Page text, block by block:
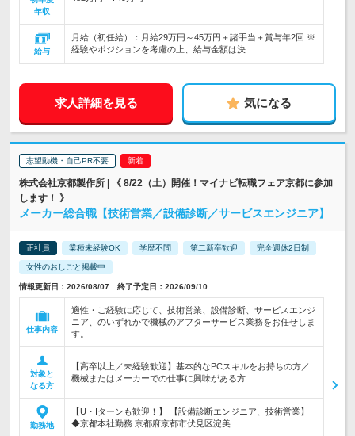
年収
給与
月給（初任給）：月給29万円～45万円＋諸手当＋賞与年2回 ※
経験やポジションを考慮の上、給与金額は決…
求人詳細を見る 気になる
志望動機・自己PR不要
株式会社京都製作所 | 《 8/22（土）開催！マイナビ転職フェア京都に参加
します！ 》
メーカー総合職【技術営業／設備診断／サービスエンジニア】
正社員 業種未経験OK 学歴不問 第二新卒歓迎 完全週休2日制
女性のおしごと掲載中
情報更新日：2026/08/07 終了予定日：2026/09/10
仕事内容
適性・ご経験に応じて、技術営業、設備診断、サービスエンジ
ニア、のいずれかで機械のアフターサービス業務をお任せしま
す。
対象と
なる方
【高卒以上／未経験歓迎】基本的なPCスキルをお持ちの方／
機械またはメーカーでの仕事に興味がある方
勤務地
【U・Iターンも歓迎！】 【設備診断エンジニア、技術営業】
◆京都本社勤務 京都府京都市伏見区淀美…